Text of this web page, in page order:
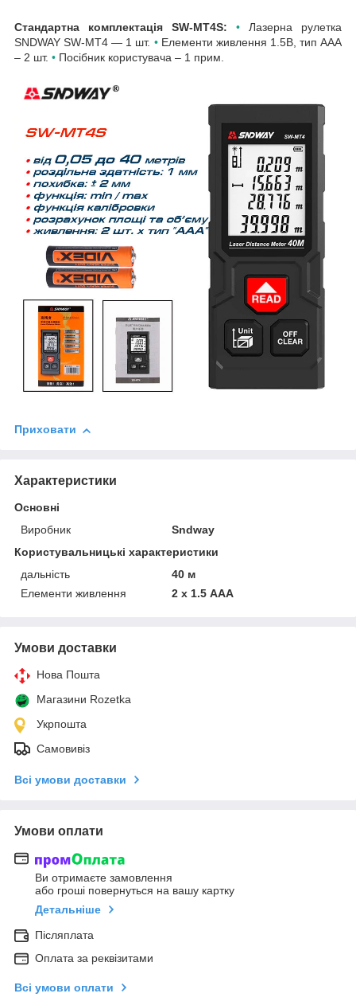
Стандартна комплектація SW-MT4S: • Лазерна рулетка
SNDWAY SW-MT4 — 1 шт. • Елементи живлення 1.5В, тип ААА
– 2 шт. • Посібник користувача – 1 прим.
Приховати
Характеристики
Основні
Виробник
Sndway
Користувальницькі характеристики
дальність
40 м
Елементи живлення
2 х 1.5 ААА
Умови доставки
Нова Пошта
Магазини Rozetka
Укрпошта
Самовивіз
Всі умови доставки
Умови оплати
Ви отримаєте замовлення
або гроші повернуться на вашу картку
Детальніше
Післяплата
Оплата за реквізитами
Всі умови оплати